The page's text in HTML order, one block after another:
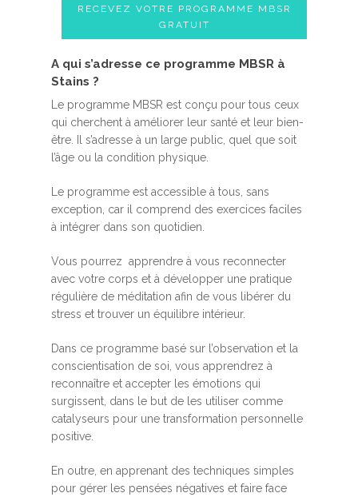
RECEVEZ VOTRE PROGRAMME MBSR
GRATUIT
A qui s’adresse ce programme MBSR à
Stains ?
Le programme MBSR est conçu pour tous ceux
qui cherchent à améliorer leur santé et leur bien-
être. Il s’adresse à un large public, quel que soit
l’âge ou la condition physique.
Le programme est accessible à tous, sans
exception, car il comprend des exercices faciles
à intégrer dans son quotidien.
Vous pourrez apprendre à vous reconnecter
avec votre corps et à développer une pratique
régulière de méditation afin de vous libérer du
stress et trouver un équilibre intérieur.
Dans ce programme basé sur l’observation et la
conscientisation de soi, vous apprendrez à
reconnaître et accepter les émotions qui
surgissent, dans le but de les utiliser comme
catalyseurs pour une transformation personnelle
positive.
En outre, en apprenant des techniques simples
pour gérer les pensées négatives et faire face